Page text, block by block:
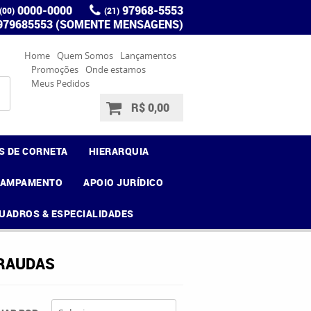
(00) 0000-0000 (21) 97968-5553
(SOMENTE MENSAGENS)
Home Quem Somos
Lançamentos
Promoções Onde estamos
Meus Pedidos
R$ 0,00
DE CORNETA HIERARQUIA
APOIO JURÍDICO
& ESPECIALIDADES